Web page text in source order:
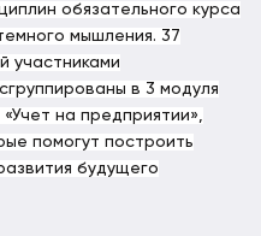
обязательного курса
мышления. 37
участниками
в 3 модуля
на предприятии»,
помогут построить
будущего